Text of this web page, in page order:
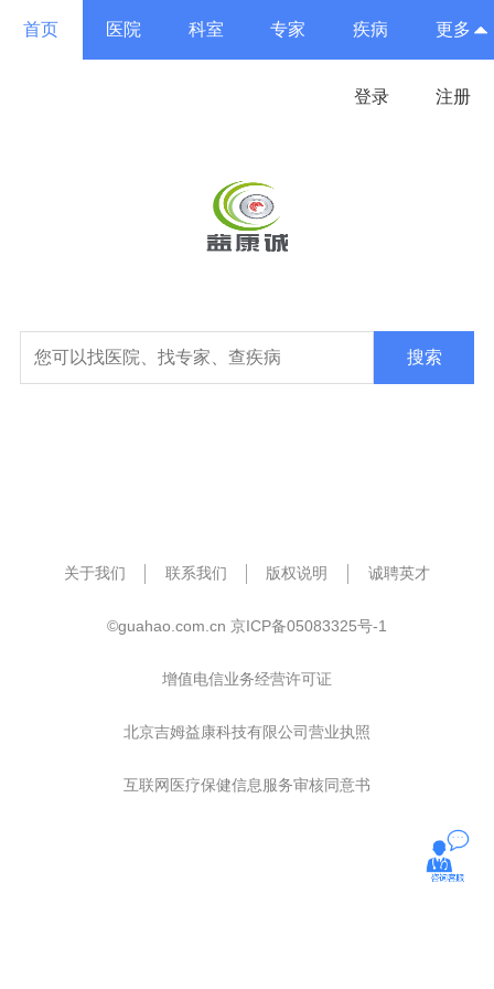
首页 医院 科室 专家 疾病 更多
登录 注册
搜索
关于我们 联系我们 版权说明 诚聘英才
©guahao.com.cn 京ICP备05083325号-1
增值电信业务经营许可证
北京吉姆益康科技有限公司营业执照
互联网医疗保健信息服务审核同意书